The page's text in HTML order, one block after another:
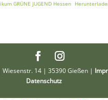
GRÜNE JUGEND Hessen
Wiesenstr. 14 | 35390 Gießen |
Datenschutz